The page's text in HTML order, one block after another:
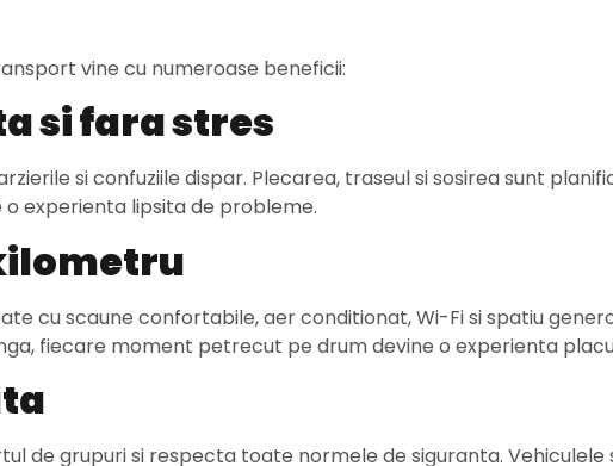
vine cu numeroase beneficii:
si fara stres
si confuziile dispar. Plecarea, traseul si sosirea sunt
experienta lipsita de probleme.
cu scaune confortabile, aer conditionat, Wi-Fi si spatiu
fiecare moment petrecut pe drum devine o experienta
de grupuri si respecta toate normele de siguranta.